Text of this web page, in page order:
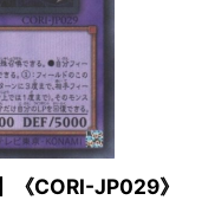
《CORI-JP029》